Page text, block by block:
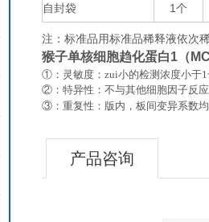
自封袋 1 个
注：标准品用标准品稀释液依次
猴子单核细胞趋化蛋白1（
①：灵敏度：zui小的检测浓度小于1
②：特异性：不与其他细胞因子反应
③：重复性：版内，板间变异系数
产品咨询